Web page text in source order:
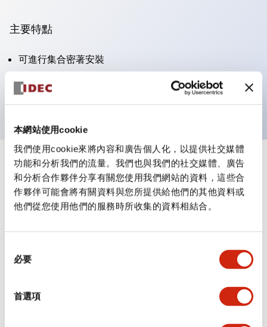
本網站使用cookie
我們使用cookie來將內容和廣告個人化，以提供社交媒體
功能和分析我們的流量。我們也與我們的社交媒體、廣告
和分析合作夥伴分享有關您使用我們網站的資料，這些合
作夥伴可能會將有關資料與您所提供給他們的其他資料或
他們從您使用他們的服務時所收集的資料相結合。
必要
首選項
主要特點
可進行集合密著安裝
附鎖選擇開關採用高安全性的彈子鎖結構
防護結構為IP65（IEC60529）
規格 顯示全部
審美規範
環境規範
功能規格